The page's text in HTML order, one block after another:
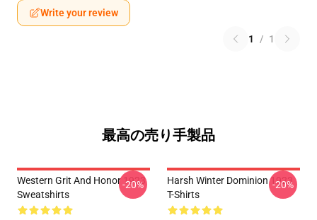
Write your review
1 / 1
最高の売り手製品
Western Grit And Honor 1923
Sweatshirts
-20%
Harsh Winter Dominion 1923
T-Shirts
-20%